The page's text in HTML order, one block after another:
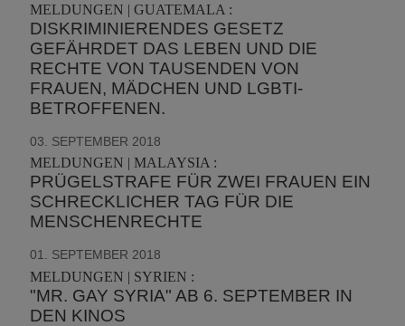
MELDUNGEN | GUATEMALA :
DISKRIMINIERENDES GESETZ
GEFÄHRDET DAS LEBEN UND DIE
RECHTE VON TAUSENDEN VON
FRAUEN, MÄDCHEN UND LGBTI-
BETROFFENEN.
03. SEPTEMBER 2018
MELDUNGEN | MALAYSIA :
PRÜGELSTRAFE FÜR ZWEI FRAUEN EIN
SCHRECKLICHER TAG FÜR DIE
MENSCHENRECHTE
01. SEPTEMBER 2018
MELDUNGEN | SYRIEN :
"MR. GAY SYRIA" AB 6. SEPTEMBER IN
DEN KINOS